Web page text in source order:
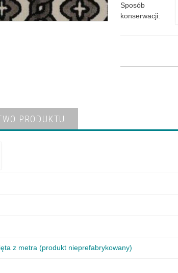
Sposób
konserwacji:
PRODUKTU
z metra (produkt nieprefabrykowany)